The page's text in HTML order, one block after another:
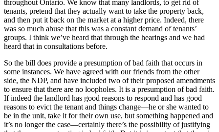
throughout Ontario. We know that many landlords, to get rid of
tenants, pretend that they actually want to take the property back,
and then put it back on the market at a higher price. Indeed, there
was so much abuse that this was a constant demand of tenants’
groups. I think we’ve heard that through the hearings and we had
heard that in consultations before.
So the bill does provide a presumption of bad faith that occurs in
some instances. We have agreed with our friends from the other
side, the NDP, and have included two of their proposed amendments
to ensure that there are no loopholes. It is a presumption of bad faith.
If indeed the landlord has good reasons to respond and has good
reasons to evict the tenant and things change—he or she wanted to
be in the unit, take it for their own use, but something happened and
it’s no longer the case—certainly there’s the possibility of justifying